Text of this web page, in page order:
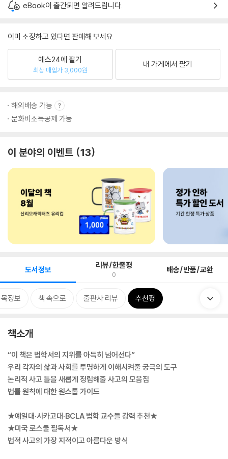
eBook이 출간되면 알려드립니다.
이미 소장하고 있다면 판매해 보세요.
예스24에 팔기
최상 매입가 3,000원
내 가게에서 팔기
해외배송 가능
문화비소득공제 가능
이 분야의 이벤트 13
도서정보 리뷰/한줄평
0 배송/반품/교환
정보 책 속으로 출판사 리뷰 추천평
책소개
“이 책은 법학서의 지위를 아득히 넘어선다”
우리 각자의 삶과 사회를 투명하게 이해시켜줄 궁극의 도구
논리적 사고 틀을 새롭게 정립해줄 사고의 모음집
법률 원칙에 대한 원스톱 가이드
★예일대·시카고대·BCLA 법학 교수들 강력 추천★
★미국 로스쿨 필독서★
법적 사고의 가장 지적이고 아름다운 방식